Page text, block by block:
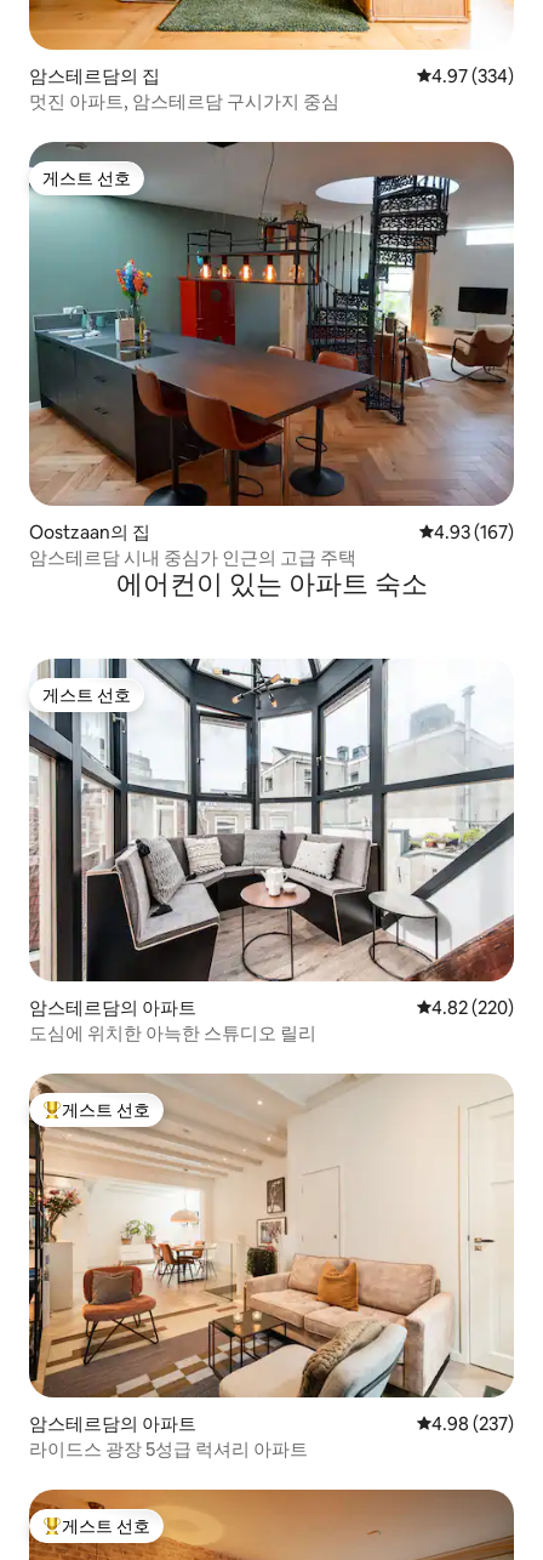
암스테르담의 집 평점 4.97점(5
4.97 (334)
멋진 아파트, 암스테르담 구시가지 중심
게스트 선호
게스트 선호
Oostzaan의 집 평점 4.93점(5
4.93 (167)
암스테르담 시내 중심가 인근의 고급 주택
에어컨이 있는 아파트 숙소
게스트 선호
게스트 선호
암스테르담의 아파트 평점 4.82점(5
4.82 (220)
도심에 위치한 아늑한 스튜디오 릴리
상위 게스트 선호
게스트 선호
암스테르담의 아파트 평점 4.98점(5
4.98 (237)
라이드스 광장 5성급 럭셔리 아파트
상위 게스트 선호
게스트 선호